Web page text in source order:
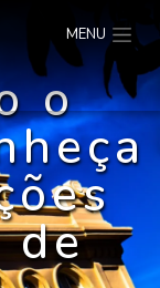
MENU
o
de